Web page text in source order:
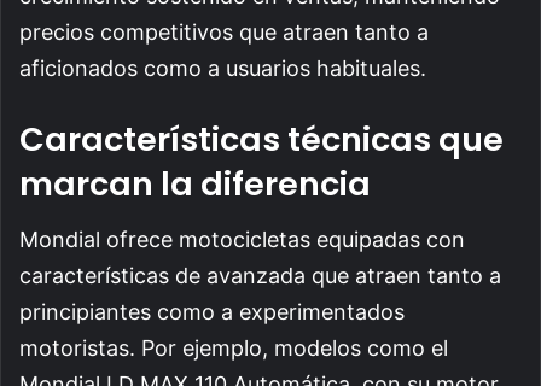
precios competitivos que atraen tanto a
aficionados como a usuarios habituales.
Características técnicas que
marcan la diferencia
Mondial ofrece motocicletas equipadas con
características de avanzada que atraen tanto a
principiantes como a experimentados
motoristas. Por ejemplo, modelos como el